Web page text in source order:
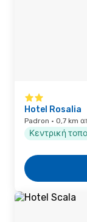
Hotel Rosalia
Padron · 0,7 km
Κεντρική